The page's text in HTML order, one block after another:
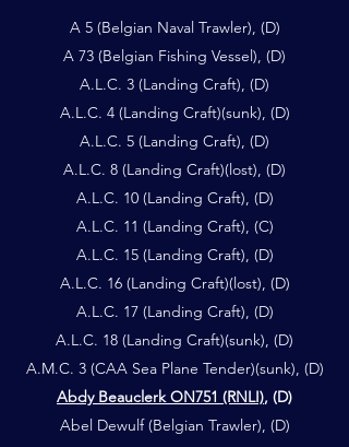
A 5 (Belgian Naval Trawler), (D)
A 73 (Belgian Fishing Vessel), (D)
A.L.C. 3 (Landing Craft), (D)
A.L.C. 4 (Landing Craft)(sunk), (D)
A.L.C. 5 (Landing Craft), (D)
A.L.C. 8 (Landing Craft)(lost), (D)
A.L.C. 10 (Landing Craft), (D)
A.L.C. 11 (Landing Craft), (C)
A.L.C. 15 (Landing Craft), (D)
A.L.C. 16 (Landing Craft)(lost), (D)
A.L.C. 17 (Landing Craft), (D)
A.L.C. 18 (Landing Craft)(sunk), (D)
A.M.C. 3 (CAA Sea Plane Tender)(sunk), (D)
Abdy Beauclerk ON751 (RNLI), (D)
Abel Dewulf (Belgian Trawler), (D)